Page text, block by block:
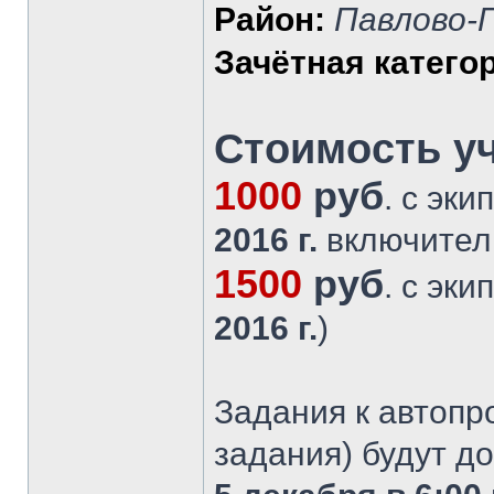
Район: Павлово-
Зачётная
Стоимость
1000 руб. с
2016 г.
1500 руб. с
2016 г.)
Задания к
задания) будут